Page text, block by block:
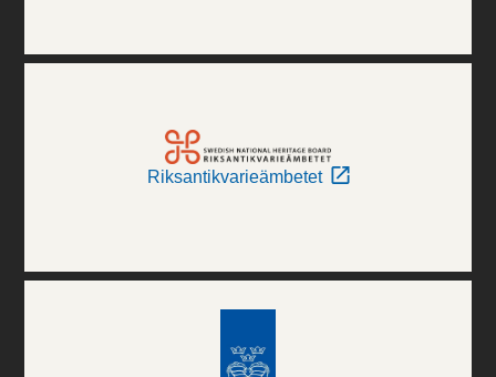
Riksantikvarieämbetet